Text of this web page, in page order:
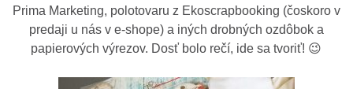
Prima Marketing, polotovaru z Ekoscrapbooking (čoskoro v
predaji u nás v e-shope) a iných drobných ozdôbok a
papierových výrezov. Dosť bolo rečí, ide sa tvoriť! 😉